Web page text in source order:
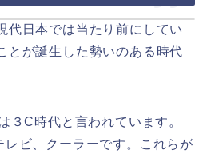
代日本では当たり前にしてい
とが誕生した勢いのある時代
３C時代と言われています。
レビ、クーラーです。これらが